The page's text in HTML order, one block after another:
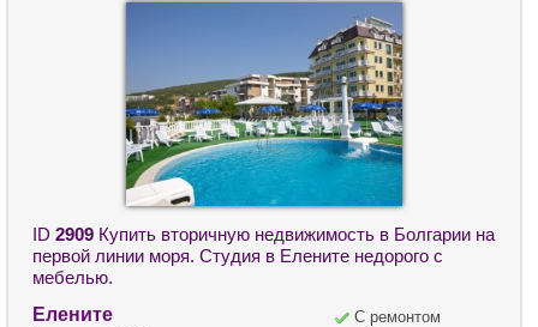
ID 2909 Купить вторичную недвижимость в Болгарии на
первой линии моря. Студия в Елените недорого с
мебелью.
Елените
С ремонтом